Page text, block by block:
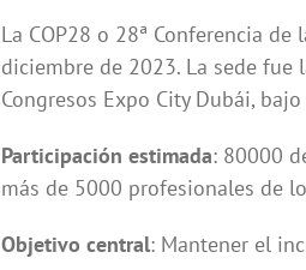
La COP28 o 28ª Conferencia
diciembre de 2023. La sede fue
Congresos Expo City Dubái,
Participación estimada: 80000
más de 5000 profesionales de
Objetivo central: Mantener el